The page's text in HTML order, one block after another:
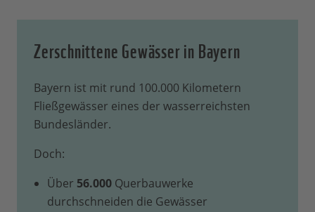
Zerschnittene Gewässer in Bayern
Bayern ist mit rund 100.000 Kilometern
Fließgewässer eines der wasserreichsten
Bundesländer.
Doch:
Über 56.000 Querbauwerke
durchschneiden die Gewässer